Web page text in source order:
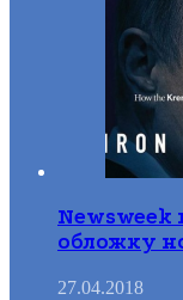
обложку
27.04.2018